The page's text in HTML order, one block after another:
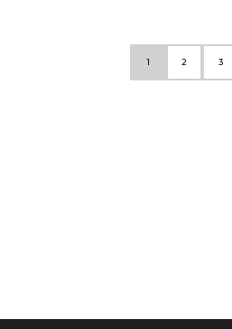
1 2 3